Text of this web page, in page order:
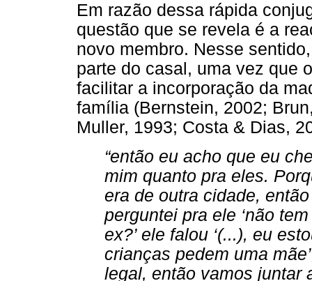
Em razão dessa rápida
questão que se revela é a
novo membro. Nesse
parte do casal, uma vez que
facilitar a incorporação da
família (Bernstein, 2002;
Muller, 1993; Costa & Dias,
“então eu acho que eu
mim quanto pra eles.
era de outra cidade,
perguntei pra ele ‘não
ex?’ ele falou ‘(...), eu
crianças pedem uma
legal, então vamos juntar